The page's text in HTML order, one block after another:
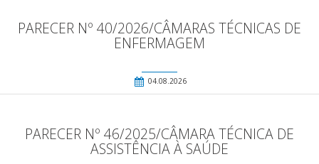
PARECER Nº 40/2026/CÂMARAS TÉCNICAS DE
ENFERMAGEM
04.08.2026
PARECER Nº 46/2025/CÂMARA TÉCNICA DE
ASSISTÊNCIA À SAÚDE